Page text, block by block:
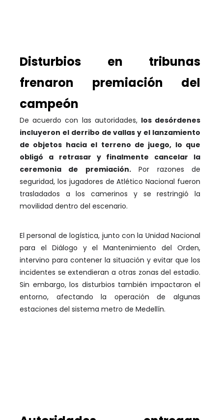
Disturbios en tribunas
frenaron premiación del
campeón
De acuerdo con las autoridades, los desórdenes
incluyeron el derribo de vallas y el lanzamiento
de objetos hacia el terreno de juego, lo que
obligó a retrasar y finalmente cancelar la
ceremonia de premiación.Por razones de
seguridad, los jugadores de Atlético Nacional fueron
trasladados a los camerinos y se restringió la
movilidad dentro del escenario.
El personal de logística, junto con la Unidad Nacional
para el Diálogo y el Mantenimiento del Orden,
intervino para contener la situación y evitar que los
incidentes se extendieran a otras zonas del estadio.
Sin embargo, los disturbios también impactaron el
entorno, afectando la operación de algunas
estaciones del sistema metro de Medellín.